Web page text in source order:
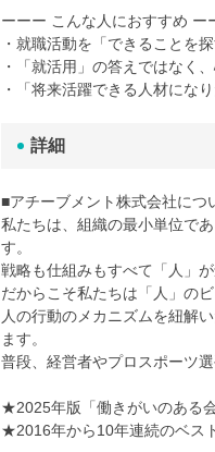
ーーー こんな人におすすめ ー
・就職活動を「できることを
・「就活用」の答えではなく
・「将来活躍できる人材にな
詳細
■アチーブメント株式会社につ
私たちは、組織の最小単位で
す。
戦略も仕組みもすべて「人」が
だからこそ私たちは「人」の
人の行動のメカニズムを紐解
ます。
普段、経営者やプロスポーツ
★2025年版「働きがいのある
★2016年から10年連続のベス